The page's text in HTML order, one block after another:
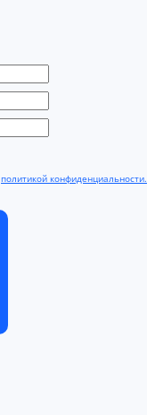
политикой конфиденциальности.